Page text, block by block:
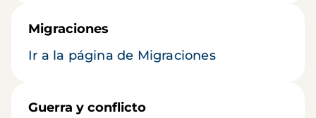
Migraciones
Ir a la página de Migraciones
Guerra y conflicto